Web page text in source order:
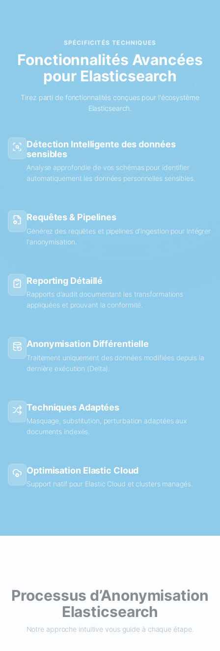
SPÉCIFICITÉS TECHNIQUES
Fonctionnalités Avancées
pour Elasticsearch
Tirez parti de fonctionnalités conçues pour l'écosystème
Elasticsearch.
Détection Intelligente des données
sensibles
Analyse approfondie de vos schémas pour identifier
automatiquement les données personnelles sensibles.
Requêtes & Pipelines
Générez des requêtes et pipelines d'ingestion pour intégrer
l'anonymisation.
Reporting Détaillé
Rapports d’audit documentant les transformations
appliquées et prouvant la conformité.
Anonymisation Différentielle
Traitement uniquement des données modifiées depuis la
dernière exécution (Delta).
Techniques Adaptées
Masquage, substitution, perturbation adaptées aux
documents indexés.
Optimisation Elastic Cloud
Support natif pour Elastic Cloud et clusters managés.
Processus d’Anonymisation
Elasticsearch
Notre approche intuitive vous guide à chaque étape.